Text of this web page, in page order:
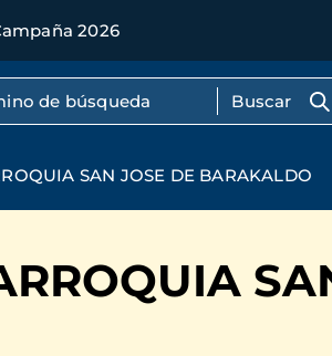
2026
texto completo
SAN JOSE DE BARAKALDO